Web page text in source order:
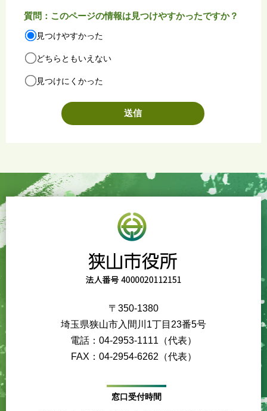
質問：このページの情報は見つけやすかったですか？
見つけやすかった
どちらともいえない
見つけにくかった
〒350-1380
埼玉県狭山市入間川1丁目23番5号
電話：04-2953-1111（代表）
FAX：04-2954-6262（代表）
窓口受付時間